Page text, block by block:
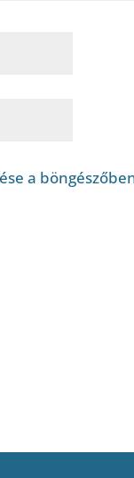
a